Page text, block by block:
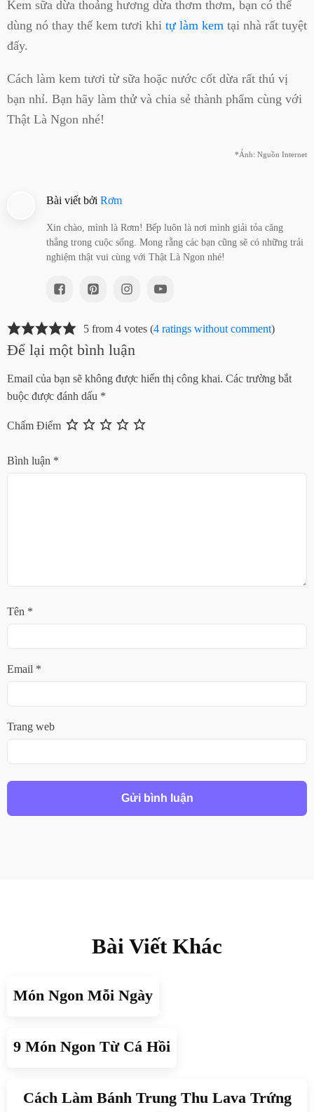
Kem sữa dừa thoảng hương dừa thơm thơm, bạn có thể
dùng nó thay thế kem tươi khi tự làm kem tại nhà rất tuyệt
đấy.
Cách làm kem tươi từ sữa hoặc nước cốt dừa rất thú vị
bạn nhỉ. Bạn hãy làm thử và chia sẻ thành phẩm cùng với
Thật Là Ngon nhé!
*Ảnh: Nguồn Internet
Bài viết bởi Rơm
Xin chào, mình là Rơm! Bếp luôn là nơi mình giải tỏa căng
thẳng trong cuộc sống. Mong rằng các bạn cũng sẽ có những trải
nghiệm thật vui cùng với Thật Là Ngon nhé!
5 from 4 votes (4 ratings without comment)
Để lại một bình luận
Email của bạn sẽ không được hiển thị công khai. Các trường bắt
buộc được đánh dấu *
Chấm Điểm
Bình luận *
Tên *
Email *
Trang web
Bài Viết Khác
Món Ngon Mỗi Ngày
9 Món Ngon Từ Cá Hồi
Cách Làm Bánh Trung Thu Lava Trứng